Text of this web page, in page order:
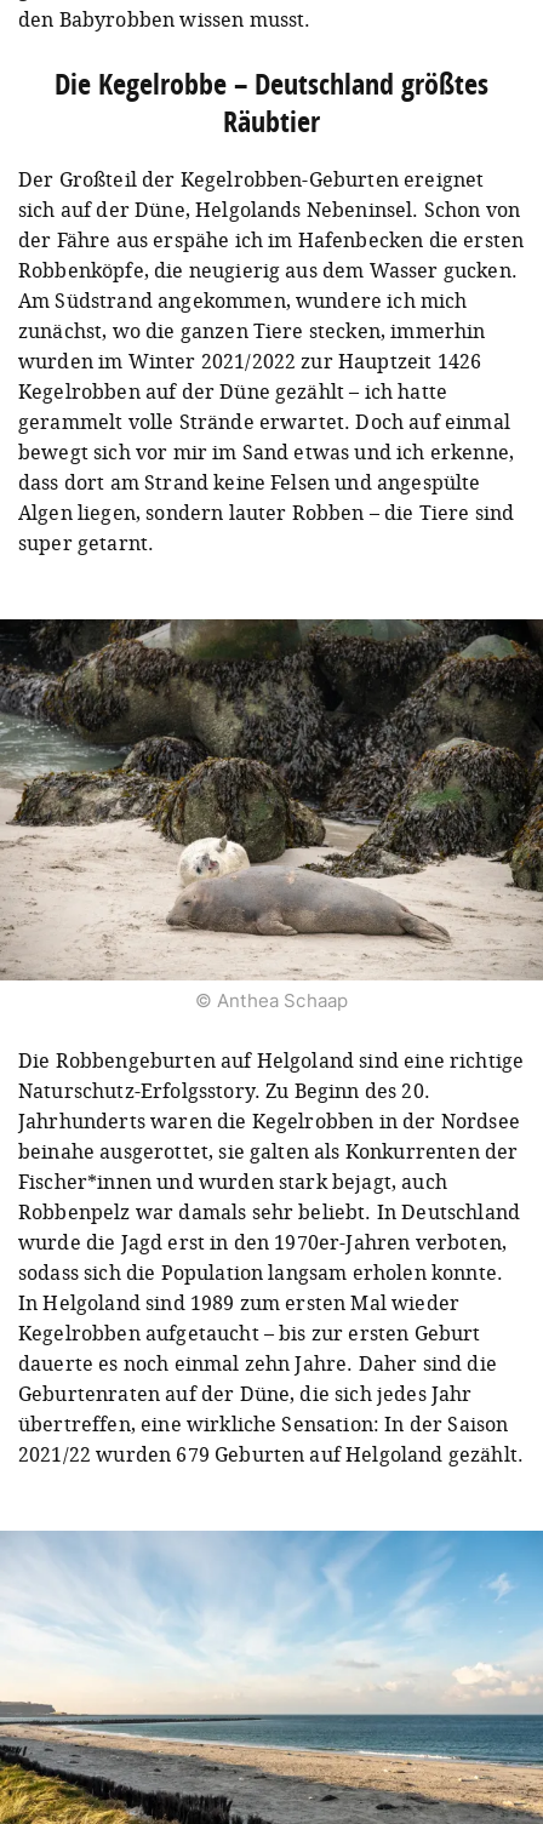
den Babyrobben wissen musst.
Die Kegelrobbe – Deutschland größtes
Räubtier
Der Großteil der Kegelrobben-Geburten ereignet
sich auf der Düne, Helgolands Nebeninsel. Schon von
der Fähre aus erspähe ich im Hafenbecken die ersten
Robbenköpfe, die neugierig aus dem Wasser gucken.
Am Südstrand angekommen, wundere ich mich
zunächst, wo die ganzen Tiere stecken, immerhin
wurden im Winter 2021/2022 zur Hauptzeit 1426
Kegelrobben auf der Düne gezählt – ich hatte
gerammelt volle Strände erwartet. Doch auf einmal
bewegt sich vor mir im Sand etwas und ich erkenne,
dass dort am Strand keine Felsen und angespülte
Algen liegen, sondern lauter Robben – die Tiere sind
super getarnt.
© Anthea Schaap
Die Robbengeburten auf Helgoland sind eine richtige
Naturschutz-Erfolgsstory. Zu Beginn des 20.
Jahrhunderts waren die Kegelrobben in der Nordsee
beinahe ausgerottet, sie galten als Konkurrenten der
Fischer*innen und wurden stark bejagt, auch
Robbenpelz war damals sehr beliebt. In Deutschland
wurde die Jagd erst in den 1970er-Jahren verboten,
sodass sich die Population langsam erholen konnte.
In Helgoland sind 1989 zum ersten Mal wieder
Kegelrobben aufgetaucht – bis zur ersten Geburt
dauerte es noch einmal zehn Jahre. Daher sind die
Geburtenraten auf der Düne, die sich jedes Jahr
übertreffen, eine wirkliche Sensation: In der Saison
2021/22 wurden 679 Geburten auf Helgoland gezählt.